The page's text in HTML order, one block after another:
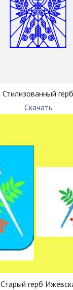
Стилизованный герб
Скачать
Старый герб